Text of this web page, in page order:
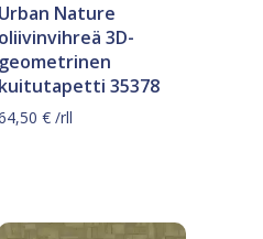
Urban Nature
oliivinvihreä 3D-
geometrinen
kuitutapetti 35378
€ /rll